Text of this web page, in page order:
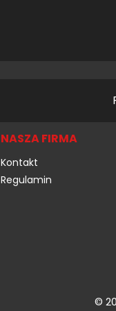
NASZA FIRMA
Kontakt
Regulamin
©